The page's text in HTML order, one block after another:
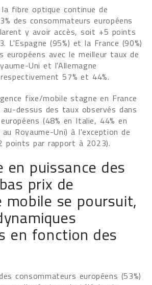
fibre optique continue de
des consommateurs européens
y avoir accès, soit +5 points
L'Espagne (95%) et la France (90%)
européens avec le meilleur taux de
Uni et l'Allemagne
57% et 44%.
fixe/mobile stagne en France
dessus des taux observés dans
(48% en Italie, 44% en
Royaume-Uni) à l'exception de
points par rapport à 2023).
en puissance des
prix de
mobile se poursuit,
en fonction des
consommateurs européens (53%)